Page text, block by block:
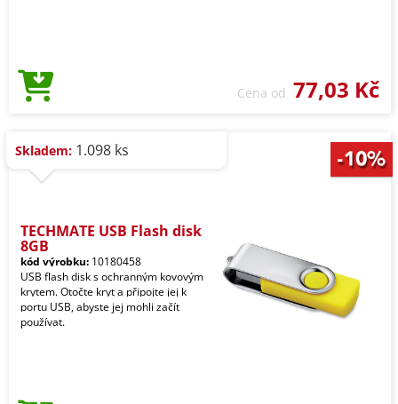
Cena od 77,03 Kč
Skladem: 1.098 ks
TECHMATE USB Flash disk
8GB
kód výrobku: 10180458
USB flash disk s ochranným kovovým
krytem. Otočte kryt a připojte jej k
portu USB, abyste jej mohli začít
používat.